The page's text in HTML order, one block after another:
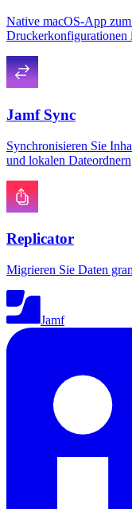
Native macOS-App
Druckerkonfigurationen
Jamf Sync
Synchronisieren Sie
und lokalen Dateordnern
Replicator
Migrieren Sie Daten
Jamf